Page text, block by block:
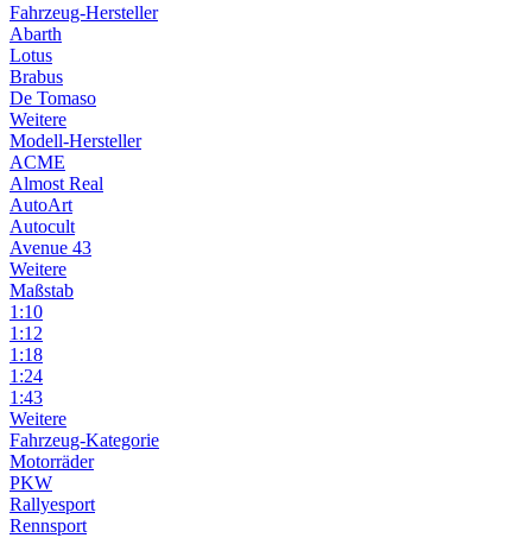
Fahrzeug-Hersteller
Abarth
Lotus
Brabus
De Tomaso
Weitere
Modell-Hersteller
ACME
Almost Real
AutoArt
Autocult
Avenue 43
Weitere
Maßstab
1:10
1:12
1:18
1:24
1:43
Weitere
Fahrzeug-Kategorie
Motorräder
PKW
Rallyesport
Rennsport